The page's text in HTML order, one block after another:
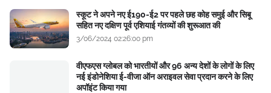
स्कूट ने अपने नए ई190-ई2 पर पहले छह कोह समुई और सिबू
सहित नए दक्षिण पूर्व एशियाई गंतव्यों की शुरूआत की
3/06/2024 02:26:00 pm
वीएफएस ग्लोबल को भारतीयों और 96 अन्य देशों के लोगों के लिए
नई इंडोनेशिया ई-वीजा ऑन अराइवल सेवा प्रदान करने के लिए
अपॉइंट किया गया